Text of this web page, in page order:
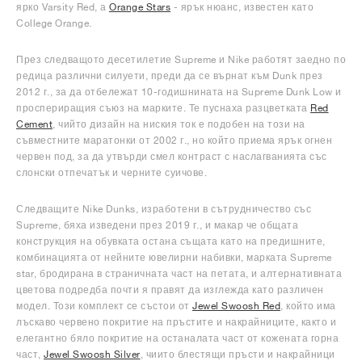
ярко Varsity Red, а Orange Stars - ярък нюанс, известен като
College Orange.
През следващото десетилетие Supreme и Nike работят заедно по
редица различни силуети, преди да се върнат към Dunk през
2012 г., за да отбележат 10-годишнината на Supreme Dunk Low и
проспериращия съюз на марките. Те пуснаха разцветката Red
Cement, чийто дизайн на ниския ток е подобен на този на
съвместните маратонки от 2002 г., но който приема ярък огнен
червен под, за да утвърди смел контраст с наслагванията със
слонски отпечатък и черните суичове.
Следващите Nike Dunks, изработени в сътрудничество със
Supreme, бяха изведени през 2019 г., и макар че общата
конструкция на обувката остана същата като на предишните,
комбинацията от нейните ювелирни набивки, марката Supreme
star, бродирана в страничната част на петата, и алтернативната
цветова подредба почти я правят да изглежда като различен
модел. Този комплект се състои от Jewel Swoosh Red, който има
лъскаво червено покритие на пръстите и накрайниците, както и
елегантно бяло покритие на останалата част от кожената горна
част, Jewel Swoosh Silver, чиито блестящи пръсти и накрайници